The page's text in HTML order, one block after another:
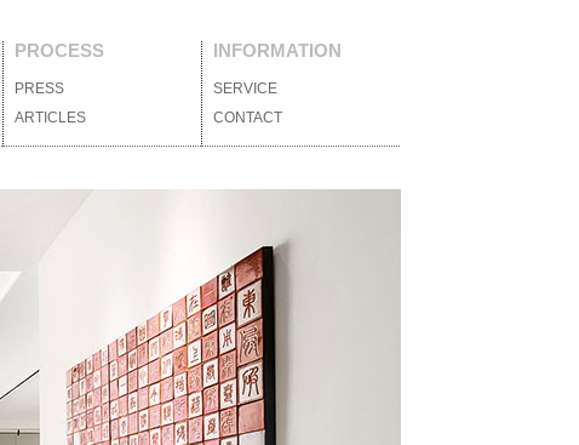
PROCESS
PRESS
ARTICLES
INFORMATION
SERVICE
CONTACT